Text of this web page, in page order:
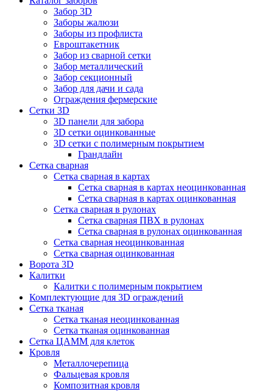
Забор 3D
Заборы жалюзи
Заборы из профлиста
Евроштакетник
Забор из сварной сетки
Забор металлический
Забор секционный
Забор для дачи и сада
Ограждения фермерские
Сетки 3D
3D панели для забора
3D сетки оцинкованные
3D сетки с полимерным покрытием
Грандлайн
Сетка сварная
Сетка сварная в картах
Сетка сварная в картах неоцинкованная
Сетка сварная в картах оцинкованная
Сетка сварная в рулонах
Cетка сварная ПВХ в рулонах
Сетка сварная в рулонах оцинкованная
Сетка сварная неоцинкованная
Сетка сварная оцинкованная
Ворота 3D
Калитки
Калитки с полимерным покрытием
Комплектующие для 3D ограждений
Сетка тканая
Сетка тканая неоцинкованная
Сетка тканая оцинкованная
Сетка ЦАММ для клеток
Кровля
Металлочерепица
Фальцевая кровля
Композитная кровля